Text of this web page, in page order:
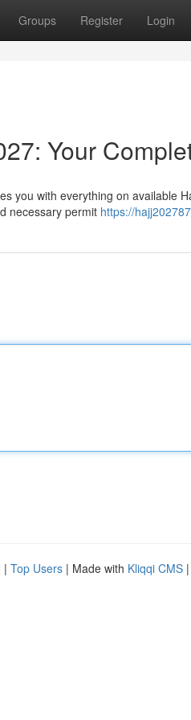
Groups Register Login
Your
you with everything on available
necessary permit https://
| Top Users | Made with Kliqqi CMS |